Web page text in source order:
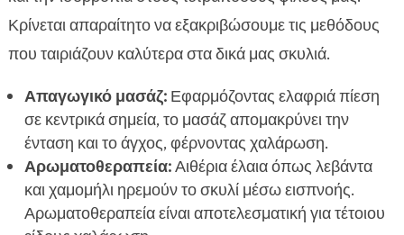
Κρίνεται απαραίτητο να εξακριβώσουμε τις μεθόδους
που ταιριάζουν καλύτερα στα δικά μας σκυλιά.
Απαγωγικό μασάζ:Εφαρμόζοντας ελαφριά πίεση
σε κεντρικά σημεία, το μασάζ απομακρύνει την
ένταση και το άγχος, φέρνοντας χαλάρωση.
Αρωματοθεραπεία:Αιθέρια έλαια όπως λεβάντα
και χαμομήλι ηρεμούν το σκυλί μέσω εισπνοής.
Αρωματοθεραπεία είναι αποτελεσματική για τέτοιου